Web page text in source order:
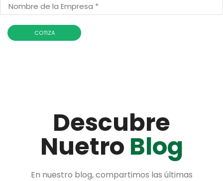
Descubre
Nuetro Blog
En nuestro blog, compartimos las últimas